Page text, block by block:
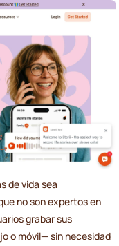
de vida sea
no son expertos en
grabar sus
o móvil— sin necesidad